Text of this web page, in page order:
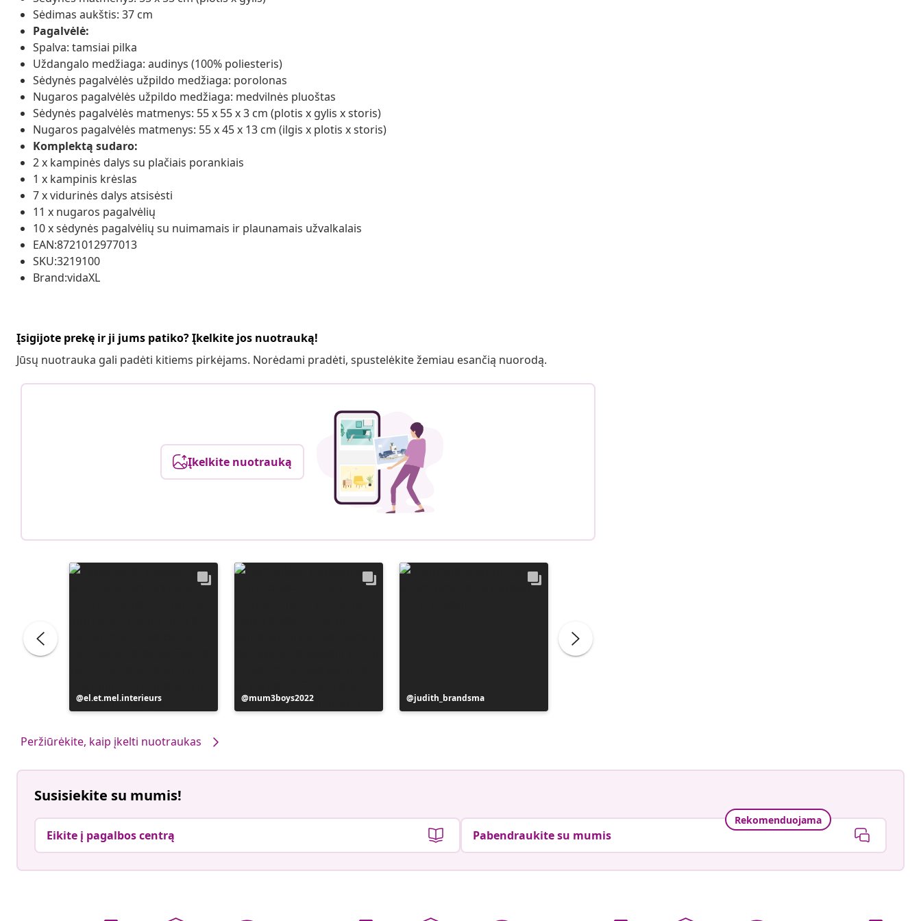
Sėdimas aukštis: 37 cm
Pagalvėlė:
Spalva: tamsiai pilka
Uždangalo medžiaga: audinys (100% poliesteris)
Sėdynės pagalvėlės užpildo medžiaga: porolonas
Nugaros pagalvėlės užpildo medžiaga: medvilnės pluoštas
Sėdynės pagalvėlės matmenys: 55 x 55 x 3 cm (plotis x gylis x storis)
Nugaros pagalvėlės matmenys: 55 x 45 x 13 cm (ilgis x plotis x storis)
Komplektą sudaro:
2 x kampinės dalys su plačiais porankiais
1 x kampinis krėslas
7 x vidurinės dalys atsisėsti
11 x nugaros pagalvėlių
10 x sėdynės pagalvėlių su nuimamais ir plaunamais užvalkalais
EAN:8721012977013
SKU:3219100
Brand:vidaXL
Įsigijote prekę ir ji jums patiko? Įkelkite jos nuotrauką!
Jūsų nuotrauka gali padėti kitiems pirkėjams. Norėdami pradėti, spustelėkite žemiau esančią nuorodą.
Įkelkite nuotrauką
Įrašą
paskelbė
el.et.mel.interieurs
Įrašą
paskelbė
mum3boys2022
Įrašą
paskelbė
judith_brandsma
Peržiūrėkite, kaip įkelti nuotraukas
Susisiekite su mumis!
Eikite į pagalbos centrą
Rekomenduojama
Pabendraukite su mumis